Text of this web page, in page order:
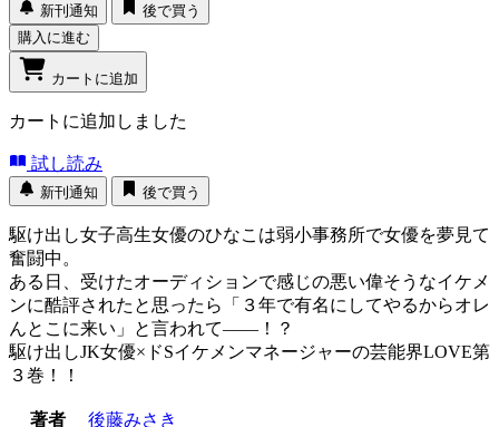
新刊通知
後で買う
購入に進む
カートに追加
カートに追加しました
試し読み
新刊通知 後で買う
駆け出し女子高生女優のひなこは弱小事務所で女優を夢見て
奮闘中。
ある日、受けたオーディションで感じの悪い偉そうなイケメ
ンに酷評されたと思ったら「３年で有名にしてやるからオレ
んとこに来い」と言われて――！？
駆け出しJK女優×ドSイケメンマネージャーの芸能界LOVE第
３巻！！
著者 後藤みさき